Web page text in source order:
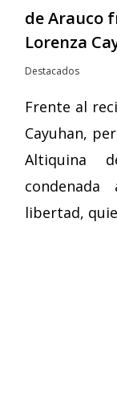
de Arauco
Lorenza
Destacados
Frente al
Cayuhan,
Altiquina
libertad,